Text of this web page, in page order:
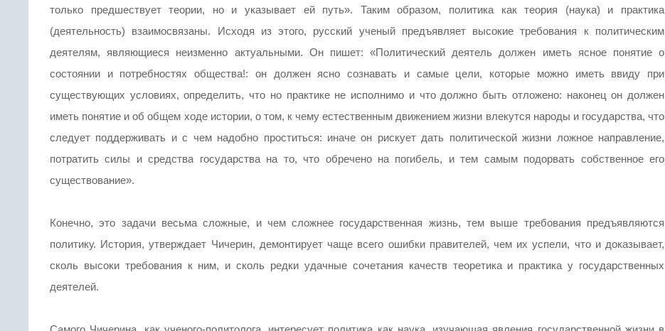
только предшествует теории, но и указывает ей путь». Таким образом, политика как теория (наука) и практика
(деятельность) взаимосвязаны. Исходя из этого, русский ученый предъявляет высокие требования к политическим
деятелям, являющиеся неизменно актуальными. Он пишет: «Политический деятель должен иметь ясное понятие о
состоянии и потребностях общества!: он должен ясно сознавать и самые цели, которые можно иметь ввиду при
существующих условиях, определить, что но практике не исполнимо и что должно быть отложено: наконец он должен
иметь понятие и об общем ходе истории, о том, к чему естественным движением жизни влекутся народы и государства, что
следует поддерживать и с чем надобно проститься: иначе он рискует дать политической жизни ложное направление,
потратить силы и средства государства на то, что обречено на погибель, и тем самым подорвать собственное его
существование».
Конечно, это задачи весьма сложные, и чем сложнее государственная жизнь, тем выше требования предъявляются
политику. История, утверждает Чичерин, демонтирует чаще всего ошибки правителей, чем их успели, что и доказывает,
сколь высоки требования к ним, и сколь редки удачные сочетания качеств теоретика и практика у государственных
деятелей.